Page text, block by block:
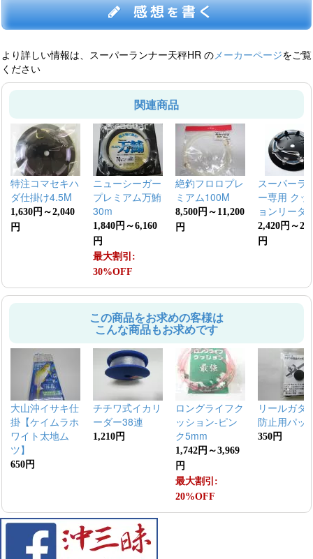
感想を書く
より詳しい情報は、スーパーランナー天秤HR の メーカーページをご覧
ください
関連商品
特注コマセキハ
ダ仕掛け4.5M
1,630円～2,040
円
ニューシーガー
プレミアム万鮪
30m
1,840円～6,160
円
最大割引:
30%OFF
絶釣フロロプレ
ミアム100M
8,500円～11,200
円
スーパーラ
ー専用 クッ
ョンリーダ
2,420円～
円
この商品をお求めの客様は
こんな商品もお求めです
大山沖イサキ仕
掛【ケイムラホ
ワイト太地ム
ツ】
650円
チチワ式イカリ
ーダー38連
1,210円
ロングライフク
ッション-ピン
ク5mm
1,742円～3,969
円
最大割引:
20%OFF
リールガタ
防止用パッ
350円